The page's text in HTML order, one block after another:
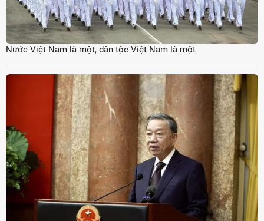
Nước Việt Nam là một, dân tộc Việt Nam là một